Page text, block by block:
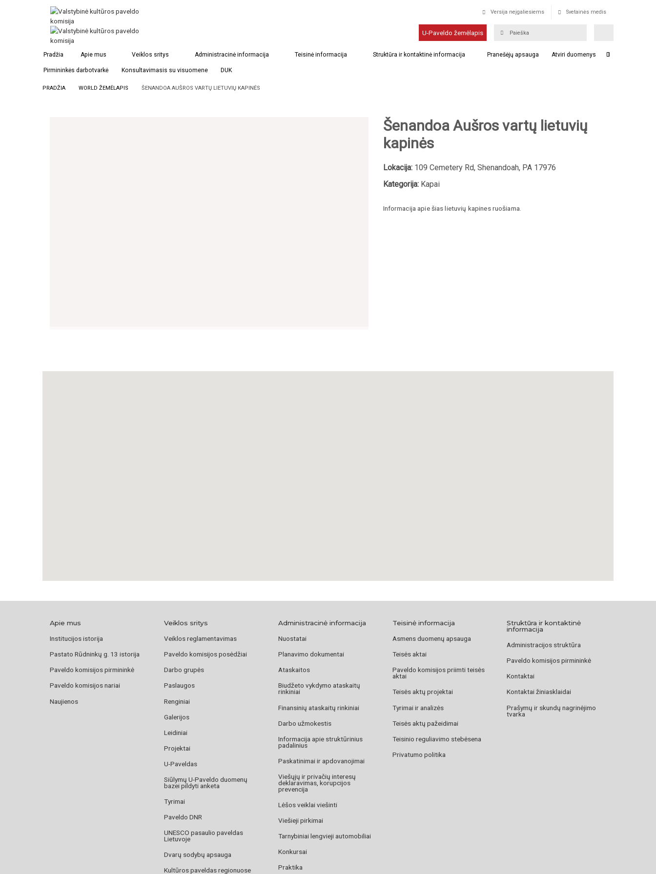
Versija neįgaliesiems Svetainės medis
U-Paveldo žemėlapis
Pradžia Apie mus Veiklos sritys Administracinė informacija Teisinė informacija Struktūra ir kontaktinė informacija Pranešėjų apsauga Atviri duomenys
Pirmininkės darbotvarkė Konsultavimasis su visuomene DUK
PRADŽIA WORLD ŽEMĖLAPIS ŠENANDOA AUŠROS VARTŲ LIETUVIŲ KAPINĖS
Šenandoa Aušros vartų lietuvių
kapinės
Lokacija:109 Cemetery Rd, Shenandoah, PA 17976
Kategorija:Kapai
Informacija apie šias lietuvių kapines ruošiama.
Apie mus
Institucijos istorija
Pastato Rūdninkų g. 13 istorija
Paveldo komisijos pirmininkė
Paveldo komisijos nariai
Naujienos
Veiklos sritys
Veiklos reglamentavimas
Paveldo komisijos posėdžiai
Darbo grupės
Paslaugos
Renginiai
Galerijos
Leidiniai
Projektai
U-Paveldas
Siūlymų U-Paveldo duomenų
bazei pildyti anketa
Tyrimai
Paveldo DNR
UNESCO pasaulio paveldas
Lietuvoje
Dvarų sodybų apsauga
Kultūros paveldas regionuose
Administracinė informacija
Nuostatai
Planavimo dokumentai
Ataskaitos
Biudžeto vykdymo ataskaitų
rinkiniai
Finansinių ataskaitų rinkiniai
Darbo užmokestis
Informacija apie struktūrinius
padalinius
Paskatinimai ir apdovanojimai
Viešųjų ir privačių interesų
deklaravimas, korupcijos
prevencija
Lėšos veiklai viešinti
Viešieji pirkimai
Tarnybiniai lengvieji automobiliai
Konkursai
Praktika
Teisinė informacija
Asmens duomenų apsauga
Teisės aktai
Paveldo komisijos priimti teisės
aktai
Teisės aktų projektai
Tyrimai ir analizės
Teisės aktų pažeidimai
Teisinio reguliavimo stebėsena
Privatumo politika
Struktūra ir kontaktinė
informacija
Administracijos struktūra
Paveldo komisijos pirmininkė
Kontaktai
Kontaktai žiniasklaidai
Prašymų ir skundų nagrinėjimo
tvarka